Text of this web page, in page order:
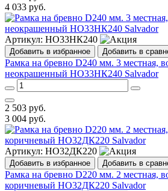
4 033 руб.
Артикул: НО33НК240
Добавить в избранное Добавить в
Рамка на бревно D240 мм. 3 местная,
неокрашенный НО33НК240 Salvador
2 503 руб.
3 004 руб.
Артикул: НО32ДК220
Добавить в избранное Добавить в
Рамка на бревно D220 мм. 2 местная,
коричневый НО32ДК220 Salvador